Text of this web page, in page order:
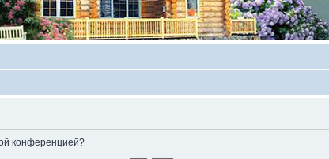
конференцией?